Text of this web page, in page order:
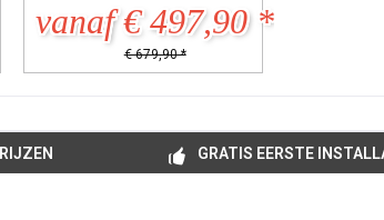
vanaf € 497,90 *
€ 679,90 *
GRATIS EERSTE